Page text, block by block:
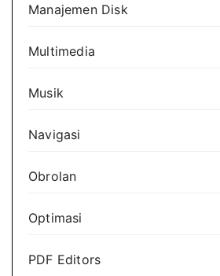
Manajemen Disk
Multimedia
Musik
Navigasi
Obrolan
Optimasi
PDF Editors